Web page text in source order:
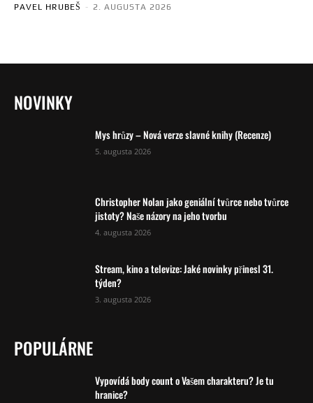
PAVEL HRUBEŠ - 2. AUGUSTA 2026
NOVINKY
Mys hrůzy – Nová verze slavné knihy (Recenze)
5. augusta 2026
Christopher Nolan jako geniální tvůrce nebo tvůrce
jistoty? Naše názory na jeho tvorbu
4. augusta 2026
Stream, kino a televize: Jaké novinky přinesl 31.
týden?
3. augusta 2026
POPULÁRNE
Vypovídá body count o Vašem charakteru? Je tu
hranice?